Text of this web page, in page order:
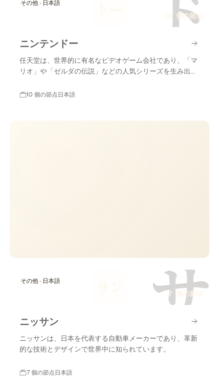
その他 · 日本語
10 個の節点
ニンテンドー
任天堂は、世界的に有名なビデオゲーム会社であり、「マ
リオ」や「ゼルダの伝説」などの人気シリーズを生み出し
10 個の節点日本語
サ
その他 · 日本語
7 個の節点
ニッサン
ニッサンは、日本を代表する自動車メーカーであり、革新
的な技術とデザインで世界中に知られています。
7 個の節点日本語